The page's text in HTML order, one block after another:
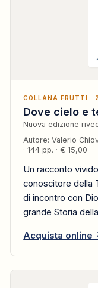
COLLANA FRUTTI ·
Dove cielo e
Nuova edizione
Autore: Valerio
· 144 pp. · € 15,00
Un racconto
conoscitore della
di incontro con
grande Storia
Acquista online